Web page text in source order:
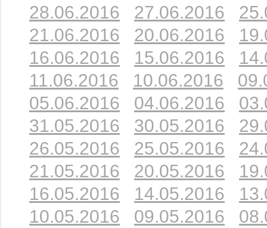
28.06.2016
27.06.2016
21.06.2016
20.06.2016
16.06.2016
15.06.2016
11.06.2016
10.06.2016
05.06.2016
04.06.2016
31.05.2016
30.05.2016
26.05.2016
25.05.2016
21.05.2016
20.05.2016
16.05.2016
14.05.2016
10.05.2016
09.05.2016